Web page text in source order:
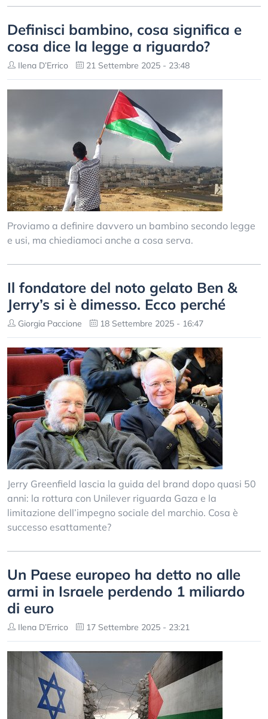
Definisci bambino, cosa significa e
cosa dice la legge a riguardo?
Ilena D’Errico 21 Settembre 2025 - 23:48
Proviamo a definire davvero un bambino secondo legge
e usi, ma chiediamoci anche a cosa serva.
Il fondatore del noto gelato Ben &
Jerry’s si è dimesso. Ecco perché
Giorgia Paccione 18 Settembre 2025 - 16:47
Jerry Greenfield lascia la guida del brand dopo quasi 50
anni: la rottura con Unilever riguarda Gaza e la
limitazione dell’impegno sociale del marchio. Cosa è
successo esattamente?
Un Paese europeo ha detto no alle
armi in Israele perdendo 1 miliardo
di euro
Ilena D’Errico 17 Settembre 2025 - 23:21